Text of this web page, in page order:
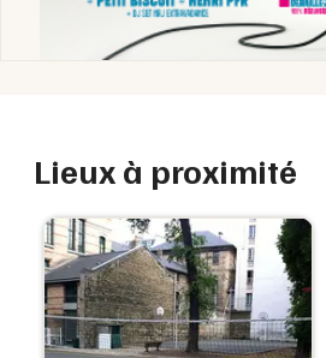
Lieux à proximité